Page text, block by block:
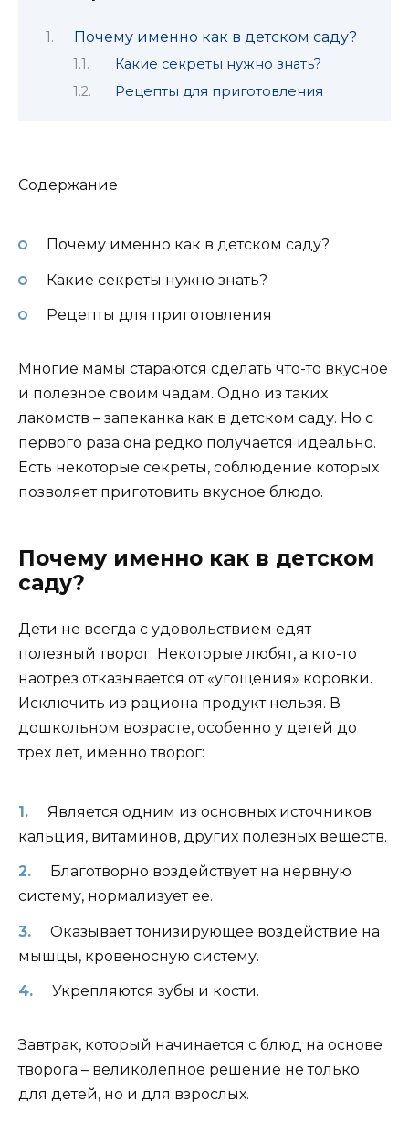
Почему именно как в детском саду?
Какие секреты нужно знать?
Рецепты для приготовления
Содержание
Почему именно как в детском саду?
Какие секреты нужно знать?
Рецепты для приготовления
Многие мамы стараются сделать что-то вкусное
и полезное своим чадам. Одно из таких
лакомств – запеканка как в детском саду. Но с
первого раза она редко получается идеально.
Есть некоторые секреты, соблюдение которых
позволяет приготовить вкусное блюдо.
Почему именно как в детском
саду?
Дети не всегда с удовольствием едят
полезный творог. Некоторые любят, а кто-то
наотрез отказывается от «угощения» коровки.
Исключить из рациона продукт нельзя. В
дошкольном возрасте, особенно у детей до
трех лет, именно творог:
Является одним из основных источников
кальция, витаминов, других полезных веществ.
Благотворно воздействует на нервную
систему, нормализует ее.
Оказывает тонизирующее воздействие на
мышцы, кровеносную систему.
Укрепляются зубы и кости.
Завтрак, который начинается с блюд на основе
творога – великолепное решение не только
для детей, но и для взрослых.